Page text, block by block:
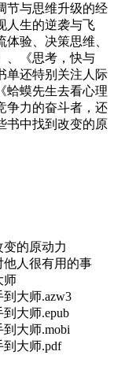
节与思维升级的经
人生的逆袭与飞
验、决策思维、
、《思考，快与
单还特别关注人际
蛤蟆先生去看心理
争力的奋斗者，还
书中找到改变的原
变的原动力
他人很有用的事
师
大师.azw3
大师.epub
大师.mobi
到大师.pdf